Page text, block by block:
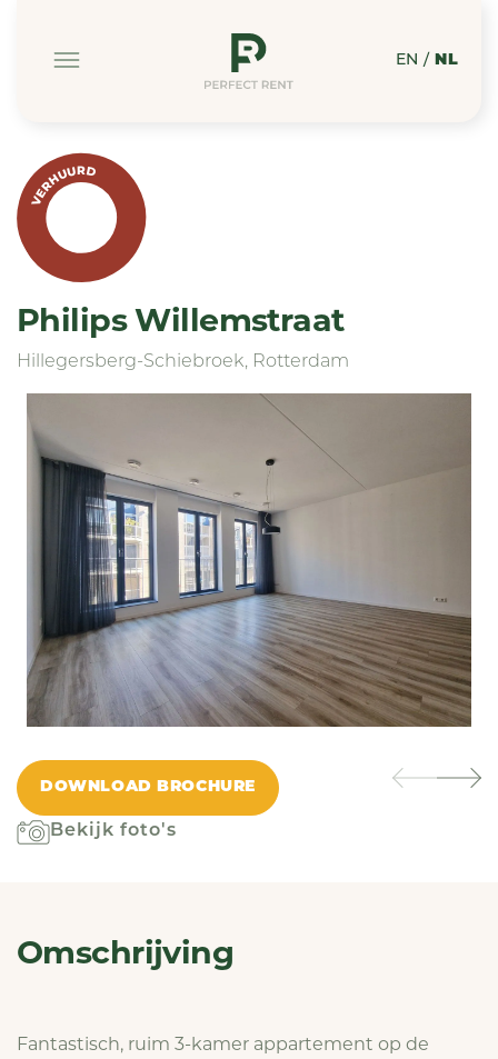
EN / NL
VERHUURD
Philips Willemstraat
Hillegersberg-Schiebroek, Rotterdam
DOWNLOAD BROCHURE
Bekijk foto's
Omschrijving
Fantastisch, ruim 3-kamer appartement op de